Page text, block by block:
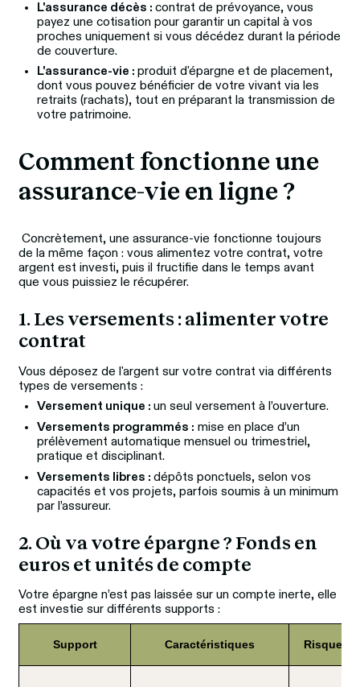
L'assurance décès :contrat de prévoyance, vous
payez une cotisation pour garantir un capital à vos
proches uniquement si vous décédez durant la période
de couverture.
L'assurance‑vie :produit d'épargne et de placement,
dont vous pouvez bénéficier de votre vivant via les
retraits (rachats), tout en préparant la transmission de
votre patrimoine.
Comment fonctionne une
assurance-vie en ligne ?
Concrètement, une assurance-vie fonctionne toujours
de la même façon : vous alimentez votre contrat, votre
argent est investi, puis il fructifie dans le temps avant
que vous puissiez le récupérer.
1. Les versements : alimenter votre
contrat
Vous déposez de l'argent sur votre contrat via différents
types de versements :
Versement unique :un seul versement à l’ouverture.
Versements programmés : mise en place d’un
prélèvement automatique mensuel ou trimestriel,
pratique et disciplinant.
Versements libres :dépôts ponctuels, selon vos
capacités et vos projets, parfois soumis à un minimum
par l’assureur.
2. Où va votre épargne ? Fonds en
euros et unités de compte
Votre épargne n’est pas laissée sur un compte inerte, elle
est investie sur différents supports :
Support Caractéristiques Risque /